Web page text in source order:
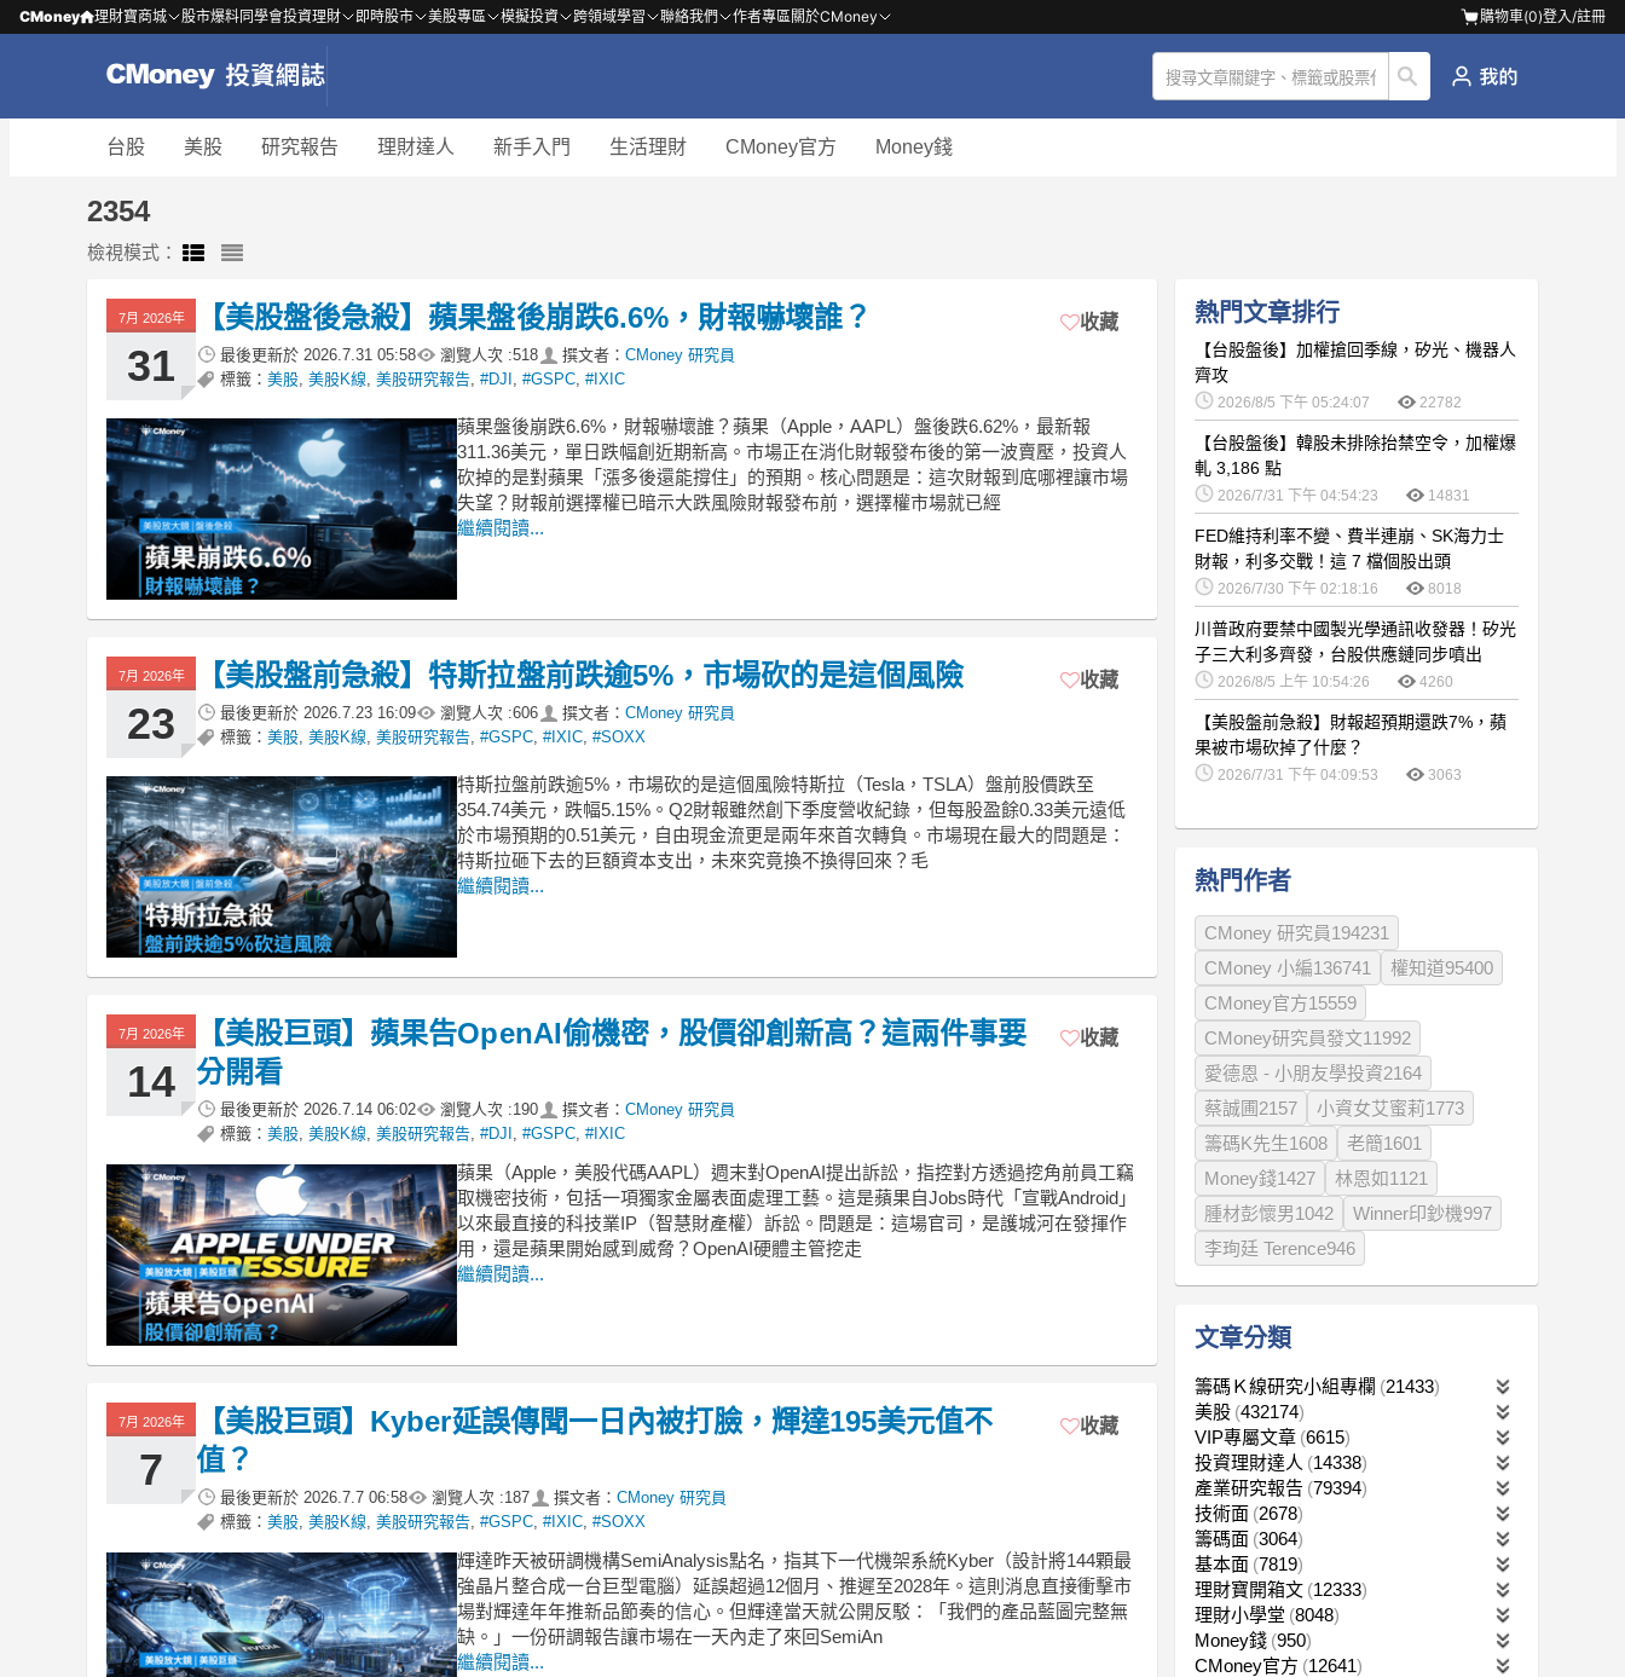
CMoney 理財寶商城 股市爆料同學會投資理財 即時股市 美股專區 模擬投資 跨領域學習 聯絡我們 作者專區關於CMoney 購物車(0)登入/註冊
台股 美股 研究報告 理財達人 新手入門 生活理財 CMoney官方 Money錢
2354
檢視模式：
7月 2026年
31
【美股盤後急殺】蘋果盤後崩跌6.6%，財報嚇壞誰？
最後更新於 2026.7.31 05:58 瀏覽人次 :518 撰文者： CMoney 研究員
標籤： 美股 美股K線 美股研究報告 #DJI #GSPC #IXIC
收藏
蘋果盤後崩跌6.6%，財報嚇壞誰？蘋果（Apple，AAPL）盤後跌6.62%，最新報
311.36美元，單日跌幅創近期新高。市場正在消化財報發布後的第一波賣壓，投資人
砍掉的是對蘋果「漲多後還能撐住」的預期。核心問題是：這次財報到底哪裡讓市場
失望？財報前選擇權已暗示大跌風險財報發布前，選擇權市場就已經
繼續閱讀...
7月 2026年
23
【美股盤前急殺】特斯拉盤前跌逾5%，市場砍的是這個風險
最後更新於 2026.7.23 16:09 瀏覽人次 :606 撰文者： CMoney 研究員
標籤： 美股 美股K線 美股研究報告 #GSPC #IXIC #SOXX
收藏
特斯拉盤前跌逾5%，市場砍的是這個風險特斯拉（Tesla，TSLA）盤前股價跌至
354.74美元，跌幅5.15%。Q2財報雖然創下季度營收紀錄，但每股盈餘0.33美元遠低
於市場預期的0.51美元，自由現金流更是兩年來首次轉負。市場現在最大的問題是：
特斯拉砸下去的巨額資本支出，未來究竟換不換得回來？毛
繼續閱讀...
7月 2026年
14
【美股巨頭】蘋果告OpenAI偷機密，股價卻創新高？這兩件事要
分開看
最後更新於 2026.7.14 06:02 瀏覽人次 :190 撰文者： CMoney 研究員
標籤： 美股 美股K線 美股研究報告 #DJI #GSPC #IXIC
收藏
蘋果（Apple，美股代碼AAPL）週末對OpenAI提出訴訟，指控對方透過挖角前員工竊
取機密技術，包括一項獨家金屬表面處理工藝。這是蘋果自Jobs時代「宣戰Android」
以來最直接的科技業IP（智慧財產權）訴訟。問題是：這場官司，是護城河在發揮作
用，還是蘋果開始感到威脅？OpenAI硬體主管挖走
繼續閱讀...
7月 2026年
7
【美股巨頭】Kyber延誤傳聞一日內被打臉，輝達195美元值不
值？
最後更新於 2026.7.7 06:58 瀏覽人次 :187 撰文者： CMoney 研究員
標籤： 美股 美股K線 美股研究報告 #GSPC #IXIC #SOXX
收藏
輝達昨天被研調機構SemiAnalysis點名，指其下一代機架系統Kyber（設計將144顆最
強晶片整合成一台巨型電腦）延誤超過12個月、推遲至2028年。這則消息直接衝擊市
場對輝達年年推新品節奏的信心。但輝達當天就公開反駁：「我們的產品藍圖完整無
缺。」一份研調報告讓市場在一天內走了來回SemiAn
繼續閱讀...
熱門文章排行
【台股盤後】加權搶回季線，矽光、機器人
齊攻
2026/8/5 下午 05:24:07 22782
【台股盤後】韓股未排除抬禁空令，加權爆
軋 3,186 點
2026/7/31 下午 04:54:23 14831
FED維持利率不變、費半連崩、SK海力士
財報，利多交戰！這 7 檔個股出頭
2026/7/30 下午 02:18:16 8018
川普政府要禁中國製光學通訊收發器！矽光
子三大利多齊發，台股供應鏈同步噴出
2026/8/5 上午 10:54:26 4260
【美股盤前急殺】財報超預期還跌7%，蘋
果被市場砍掉了什麼？
2026/7/31 下午 04:09:53 3063
熱門作者
CMoney 研究員194231
CMoney 小編136741
權知道95400
CMoney官方15559
CMoney研究員發文11992
愛德恩 - 小朋友學投資2164
蔡誠圃2157
小資女艾蜜莉1773
籌碼K先生1608
老簡1601
Money錢1427
林恩如1121
腫材彭懷男1042
Winner印鈔機997
李珣廷 Terence946
文章分類
籌碼Ｋ線研究小組專欄
21433
美股 432174
VIP專屬文章 6615
投資理財達人
14338
產業研究報告 79394
技術面 2678
籌碼面 3064
基本面 7819
理財寶開箱文 12333
理財小學堂 8048
Money錢 950
CMoney官方 12641